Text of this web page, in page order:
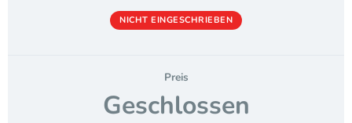
NICHT EINGESCHRIEBEN
Preis
Geschlossen